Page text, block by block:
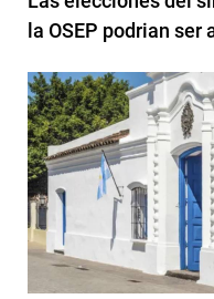
la OSEP podrian ser